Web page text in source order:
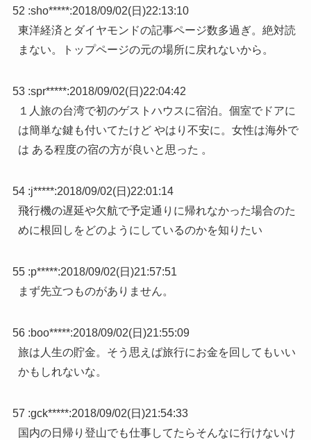
52 :sho*****:2018/09/02(日)22:13:10
東洋経済とダイヤモンドの記事ページ数多過ぎ。絶対読
まない。トップページの元の場所に戻れないから。
53 :spr*****:2018/09/02(日)22:04:42
１人旅の台湾で初のゲストハウスに宿泊。個室でドアに
は簡単な鍵も付いてたけど やはり不安に。女性は海外で
は ある程度の宿の方が良いと思った 。
54 :j*****:2018/09/02(日)22:01:14
飛行機の遅延や欠航で予定通りに帰れなかった場合のた
めに根回しをどのようにしているのかを知りたい
55 :p*****:2018/09/02(日)21:57:51
まず先立つものがありません。
56 :boo*****:2018/09/02(日)21:55:09
旅は人生の貯金。そう思えば旅行にお金を回してもいい
かもしれないな。
57 :gck*****:2018/09/02(日)21:54:33
国内の日帰り登山でも仕事してたらそんなに行けないけ